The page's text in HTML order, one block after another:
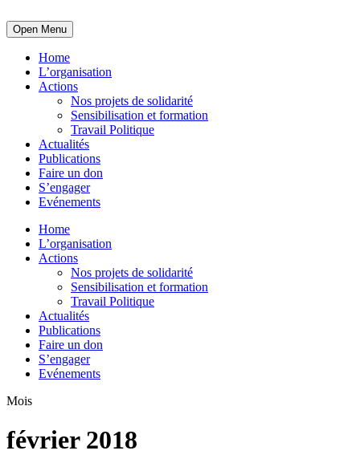
Open Menu
Home
L’organisation
Actions
Nos projets de solidarité
Sensibilisation et formation
Travail Politique
Actualités
Publications
Faire un don
S’engager
Evénements
Home
L’organisation
Actions
Nos projets de solidarité
Sensibilisation et formation
Travail Politique
Actualités
Publications
Faire un don
S’engager
Evénements
Mois
février 2018